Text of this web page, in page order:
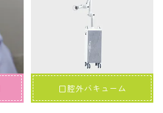
口腔外バキューム